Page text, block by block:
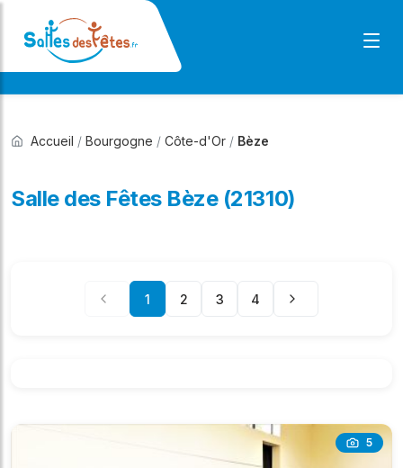
Accueil / Bourgogne / Côte-d'Or / Bèze
Salle des Fêtes Bèze (21310)
1 2 3 4
5